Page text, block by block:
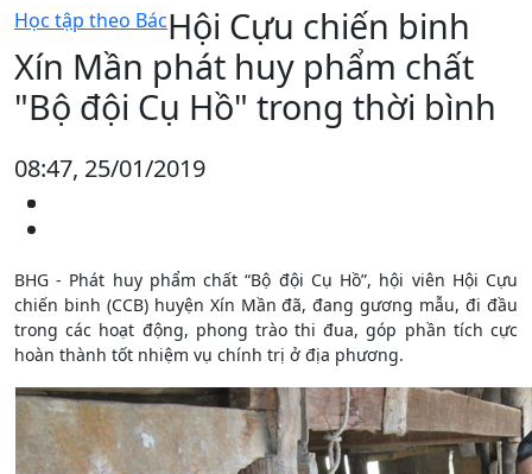
Học tập theo BácHội Cựu chiến binh
Xín Mần phát huy phẩm chất
"Bộ đội Cụ Hồ" trong thời bình
08:47, 25/01/2019
BHG - Phát huy phẩm chất “Bộ đội Cụ Hồ”, hội viên Hội Cựu
chiến binh (CCB) huyện Xín Mần đã, đang gương mẫu, đi đầu
trong các hoạt động, phong trào thi đua, góp phần tích cực
hoàn thành tốt nhiệm vụ chính trị ở địa phương.